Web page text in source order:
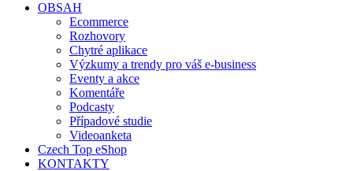
OBSAH
Ecommerce
Rozhovory
Chytré aplikace
Výzkumy a trendy pro váš e-business
Eventy a akce
Komentáře
Podcasty
Případové studie
Videoanketa
Czech Top eShop
KONTAKTY